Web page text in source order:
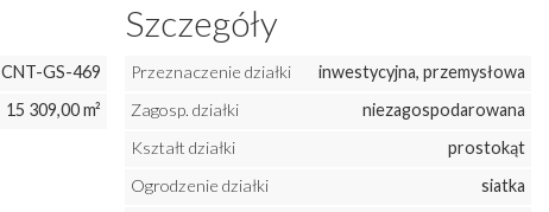
CNT-GS-469
15 309,00 m²
Szczegóły
Przeznaczenie działki
inwestycyjna, przemysłowa
Zagosp. działki
niezagospodarowana
Kształt działki
prostokąt
Ogrodzenie działki
siatka